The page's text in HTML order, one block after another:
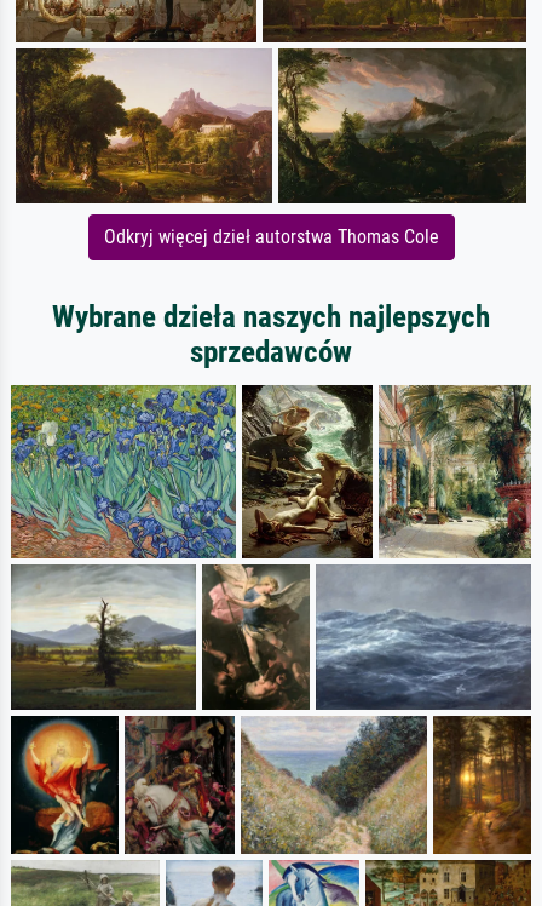
Odkryj więcej dzieł autorstwa Thomas Cole
Wybrane dzieła naszych najlepszych
sprzedawców